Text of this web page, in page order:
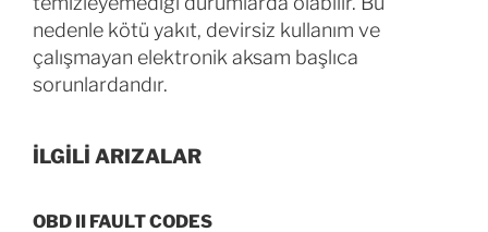
nedenle kötü yakıt, devirsiz kullanım ve
çalışmayan elektronik aksam başlıca
sorunlardandır.
İLGİLİ ARIZALAR
OBD II FAULT CODES